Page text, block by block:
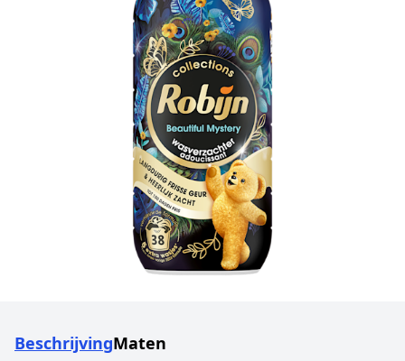
BeschrijvingMaten